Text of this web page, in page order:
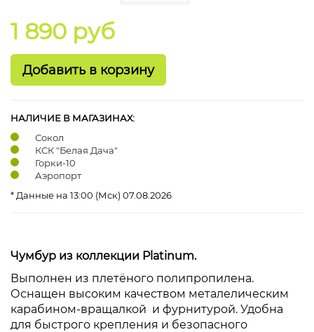
1 890 руб
НАЛИЧИЕ В МАГАЗИНАХ:
Сокол
КСК "Белая Дача"
Горки-10
Аэропорт
* Данные на 13:00 (Мск) 07.08.2026
Чумбур из коллекции Platinum.
Выполнен из плетёного полипропилена.
Оснащен высоким качеством метале­лическим
карабином-вращалкой и фурнитурой. Удобна
для быстрого крепления и безопасного